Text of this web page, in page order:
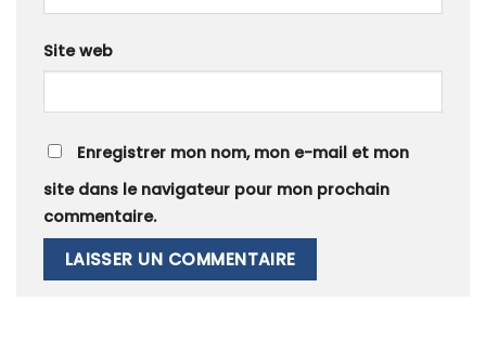
Site web
Enregistrer mon nom, mon e-mail et mon
site dans le navigateur pour mon prochain
commentaire.